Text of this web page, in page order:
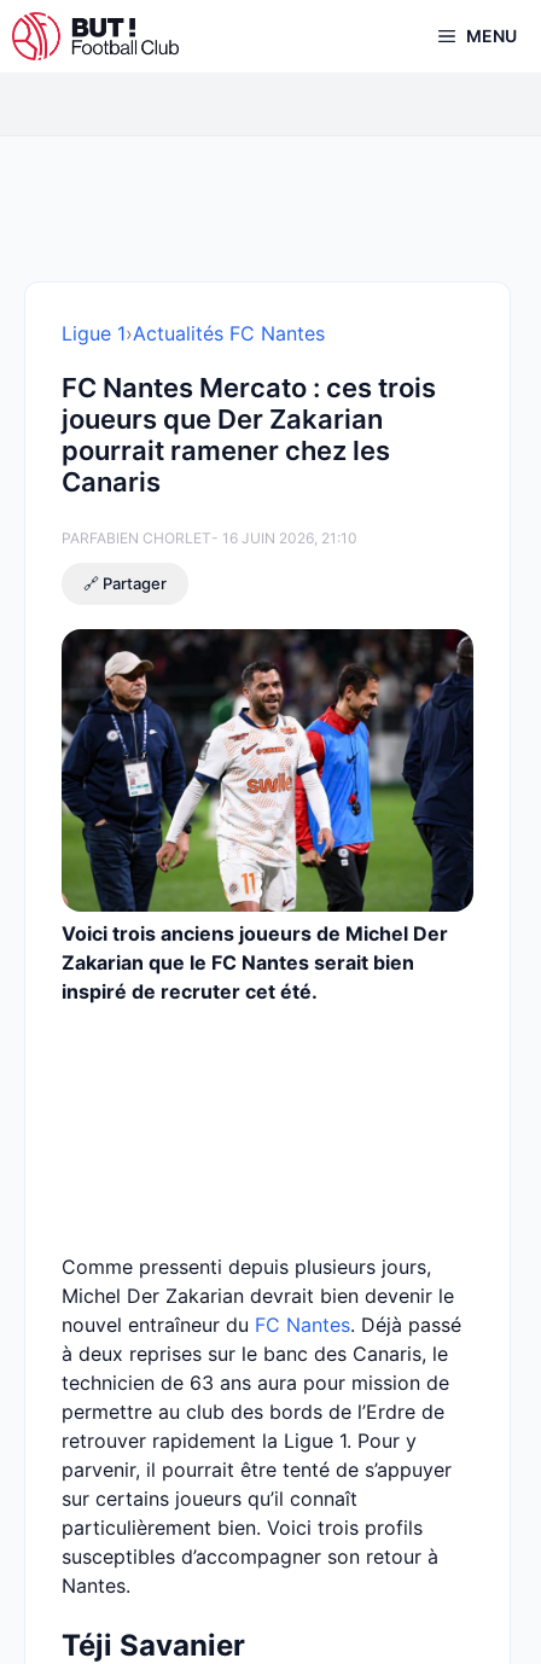
Aller
au
MENU
Ligue 1›Actualités FC Nantes
FC Nantes Mercato : ces trois
joueurs que Der Zakarian
pourrait ramener chez les
Canaris
PARFABIEN CHORLET- 16 JUIN 2026, 21:10
🔗 Partager
Voici trois anciens joueurs de Michel Der
Zakarian que le FC Nantes serait bien
inspiré de recruter cet été.
Comme pressenti depuis plusieurs jours,
Michel Der Zakarian devrait bien devenir le
nouvel entraîneur du FC Nantes. Déjà passé
à deux reprises sur le banc des Canaris, le
technicien de 63 ans aura pour mission de
permettre au club des bords de l’Erdre de
retrouver rapidement la Ligue 1. Pour y
parvenir, il pourrait être tenté de s’appuyer
sur certains joueurs qu’il connaît
particulièrement bien. Voici trois profils
susceptibles d’accompagner son retour à
Nantes.
Téji Savanier